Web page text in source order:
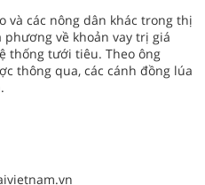
và các nông dân khác trong thị
về khoản vay trị giá
thống tưới tiêu. Theo ông
thông qua, các cánh đồng lúa